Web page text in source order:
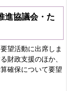
進協議会・た
望活動に出席しま
財政支援のほか、
確保について要望